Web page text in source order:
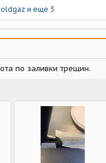
и еще 3
по заливки трещин.